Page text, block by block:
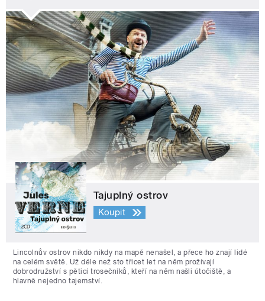
Tajuplný ostrov
Koupit
Lincolnův ostrov nikdo nikdy na mapě nenašel, a přece ho znají lidé
na celém světě. Už déle než sto třicet let na něm prožívají
dobrodružství s pěticí trosečníků, kteří na něm našli útočiště, a
hlavně nejedno tajemství.